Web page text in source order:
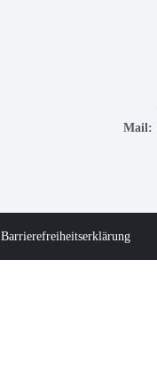
Mail:
Barrierefreiheitserklärung